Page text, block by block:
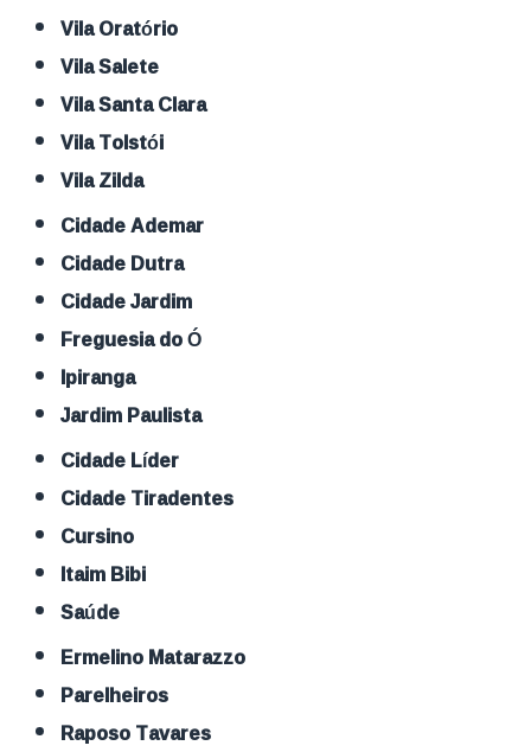
Vila Oratório
Vila Salete
Vila Santa Clara
Vila Tolstói
Vila Zilda
Cidade Ademar
Cidade Dutra
Cidade Jardim
Freguesia do Ó
Ipiranga
Jardim Paulista
Cidade Líder
Cidade Tiradentes
Cursino
Itaim Bibi
Saúde
Ermelino Matarazzo
Parelheiros
Raposo Tavares